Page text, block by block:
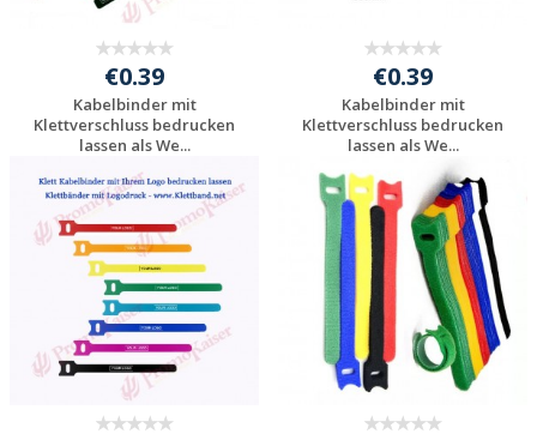
€0.39
Kabelbinder mit
Klettverschluss bedrucken
lassen als We...
Individuelle
Werbeartikel
anfragen
€0.39
Kabelbinder mit
Klettverschluss bedrucken
lassen als We...
Individuelle
Werbeartikel
anfragen